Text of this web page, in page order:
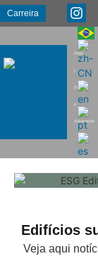
Carreira
PMA
Energia
e
Automação
Edifícios
Veja aqui